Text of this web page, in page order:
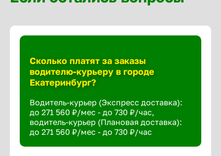
Сколько платят за заказы
водителю-курьеру в городе
Екатеринбург?
Водитель-курьер (Экспресс доставка):
до 271 560 ₽/мес - до 730 ₽/час,
водитель-курьер (Плановая доставка):
до 271 560 ₽/мес - до 730 ₽/час